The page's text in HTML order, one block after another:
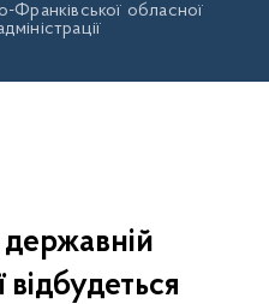
Франківської обласної
відбудеться